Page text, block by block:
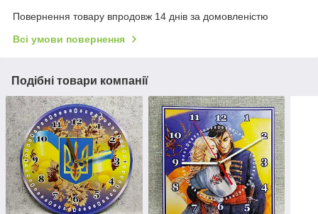
Повернення товару впродовж 14 днів за домовленістю
Всі умови повернення
Подібні товари компанії